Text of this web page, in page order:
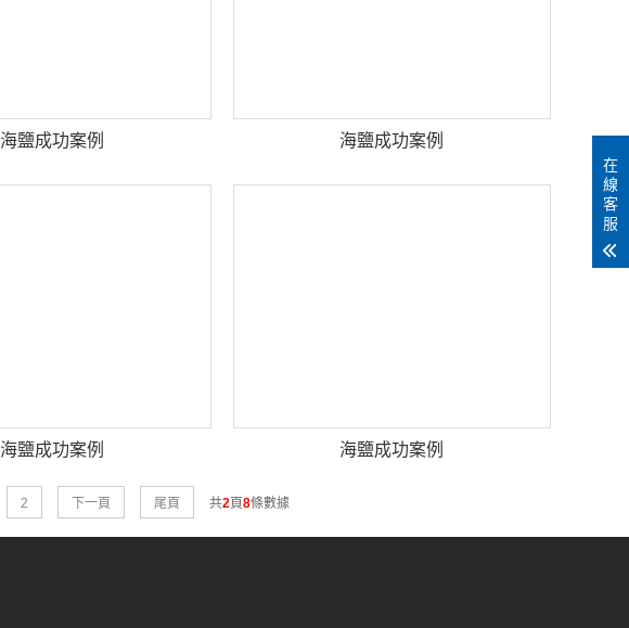
海鹽成功案例 海鹽成功案例
海鹽成功案例 海鹽成功案例
2 下一頁 尾頁 共2頁8條數據
在
線
客
服